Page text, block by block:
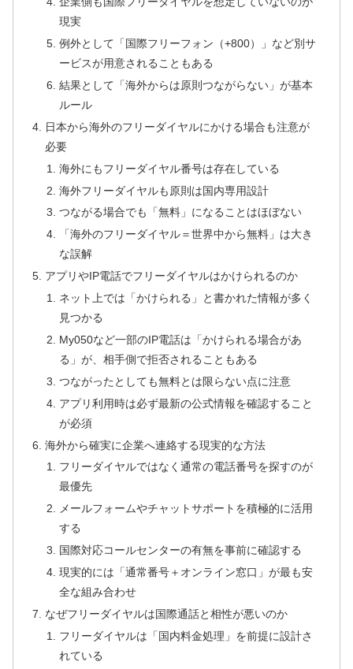
現実
例外として「国際フリーフォン（+800）」など別サ
ービスが用意されることもある
結果として「海外からは原則つながらない」が基本
ルール
日本から海外のフリーダイヤルにかける場合も注意が
必要
海外にもフリーダイヤル番号は存在している
海外フリーダイヤルも原則は国内専用設計
つながる場合でも「無料」になることはほぼない
「海外のフリーダイヤル＝世界中から無料」は大き
な誤解
アプリやIP電話でフリーダイヤルはかけられるのか
ネット上では「かけられる」と書かれた情報が多く
見つかる
My050など一部のIP電話は「かけられる場合があ
る」が、相手側で拒否されることもある
つながったとしても無料とは限らない点に注意
アプリ利用時は必ず最新の公式情報を確認すること
が必須
海外から確実に企業へ連絡する現実的な方法
フリーダイヤルではなく通常の電話番号を探すのが
最優先
メールフォームやチャットサポートを積極的に活用
する
国際対応コールセンターの有無を事前に確認する
現実的には「通常番号＋オンライン窓口」が最も安
全な組み合わせ
なぜフリーダイヤルは国際通話と相性が悪いのか
フリーダイヤルは「国内料金処理」を前提に設計さ
れている